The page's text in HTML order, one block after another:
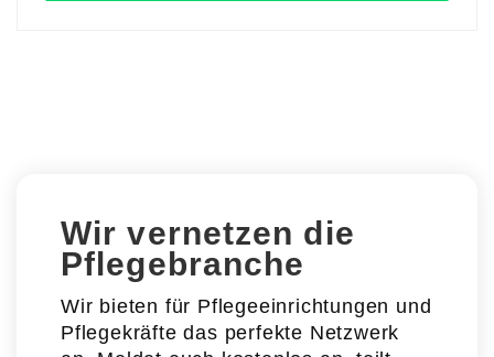
Wir vernetzen die
Pflegebranche
Wir bieten für Pflegeeinrichtungen und
Pflegekräfte das perfekte Netzwerk